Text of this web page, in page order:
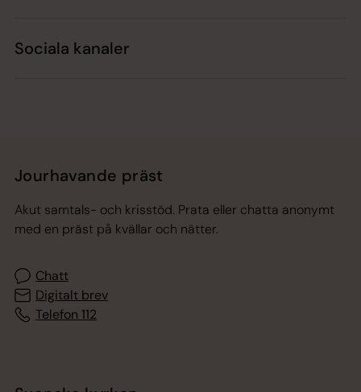
Sociala kanaler
Jourhavande präst
Akut samtals- och krisstöd. Prata eller chatta anonymt
med en präst på kvällar och nätter.
Chatt
Digitalt brev
Telefon 112